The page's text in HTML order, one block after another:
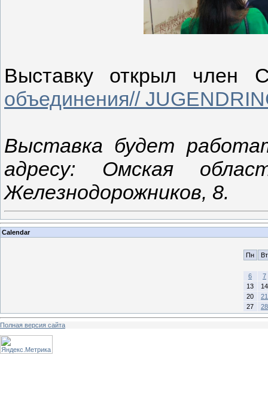
Выставку открыл член
объединения//
Выставка будет
адресу: Омская
Железнодорожников, 8.
Calendar
Пн Вт
6
7
13
14
20
21
27
28
Полная версия сайта